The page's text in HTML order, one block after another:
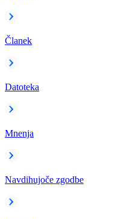
Članek
Datoteka
Mnenja
Navdihujoče zgodbe